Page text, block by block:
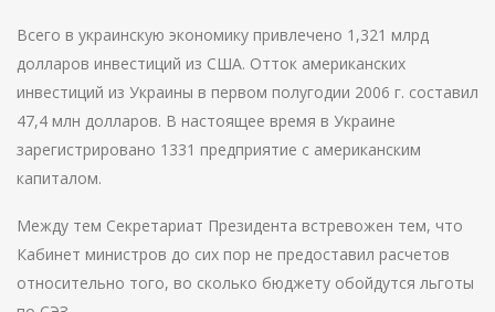
Всего в украинскую экономику привлечено 1,321 млрд
долларов инвестиций из США. Отток американских
инвестиций из Украины в первом полугодии 2006 г. составил
47,4 млн долларов. В настоящее время в Украине
зарегистрировано 1331 предприятие с американским
капиталом.
Между тем Секретариат Президента встревожен тем, что
Кабинет министров до сих пор не предоставил расчетов
относительно того, во сколько бюджету обойдутся льготы